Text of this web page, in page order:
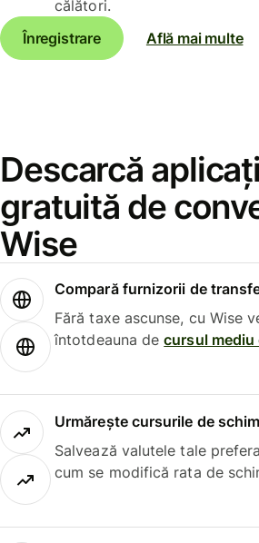
călători.
Înregistrare
Află mai multe
Descarcă
gratuită de
Wise
Compară furnizorii de
Fără taxe ascunse, cu Wise
întotdeauna decursul mediu
Urmărește cursurile de
Salvează valutele tale
cum se modifică rata de